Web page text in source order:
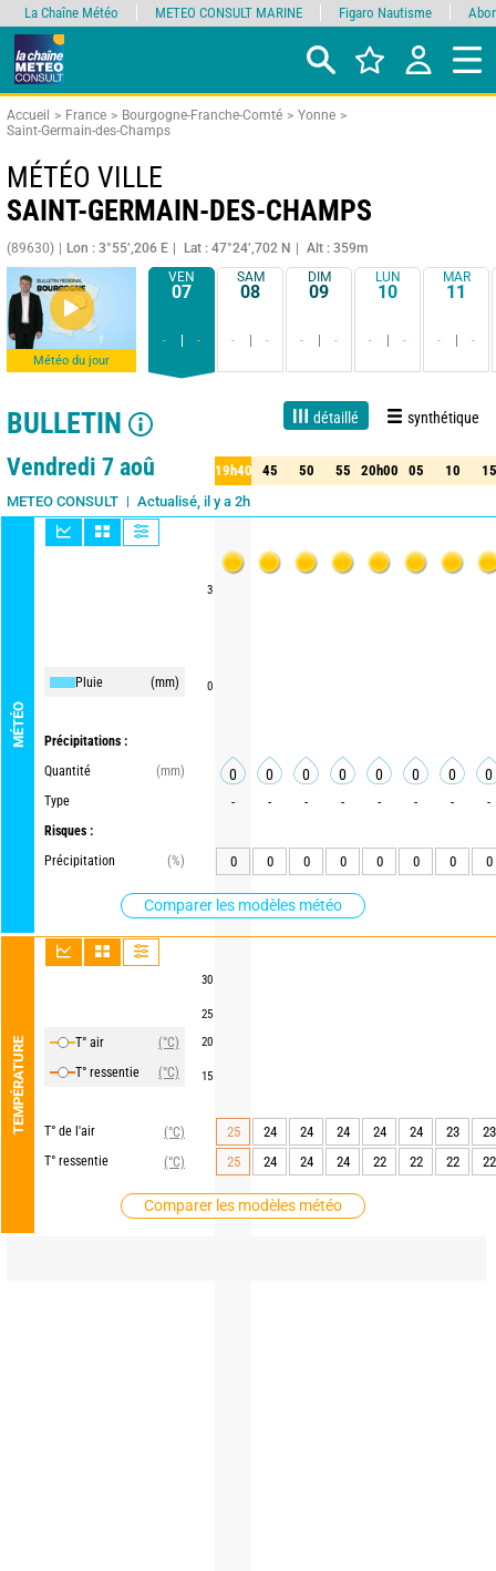
Accueil France Bourgogne-Franche-Comté
Yonne
Saint-Germain-des-Champs
MÉTÉO VILLE
SAINT-GERMAIN-DES-CHAMPS
(89630) Lon : 3°55’,206 E Lat : 47°24’,702 N Alt : 359m
Météo du jour
VEN
07
- -
SAM
08
- -
DIM
09
- -
LUN
10
- -
MAR
11
- -
BULLETIN détaillé synthétique
Live 1 jour 3 jours 15 jours Fiabilité 90%
Vendredi 7 aoû
METEO CONSULT Actualisé, il y a 2h
MÉTÉO
Pluie (mm)
Précipitations :
Quantité
(mm)
Type
Risques :
Précipitation
(%)
Comparer les modèles météo
TEMPÉRATURE T° air
(°C)
T° ressentie
(°C)
T° de l'air
(°C)
T° ressentie
(°C)
Comparer les modèles météo
3
0
30
25
20
15
19h40 45 50 55 20h00 05 10 15
40 45 50 55 20h00 05 10 15
0 0 0 0 0 0 0 0
- - - - - - - -
0 0 0 0 0 0 0 0
25 24 24 24 24 24 23
23
25
24 24 24 22 22 22 22
La Chaîne Météo METEO CONSULT MARINE Figaro Nautisme